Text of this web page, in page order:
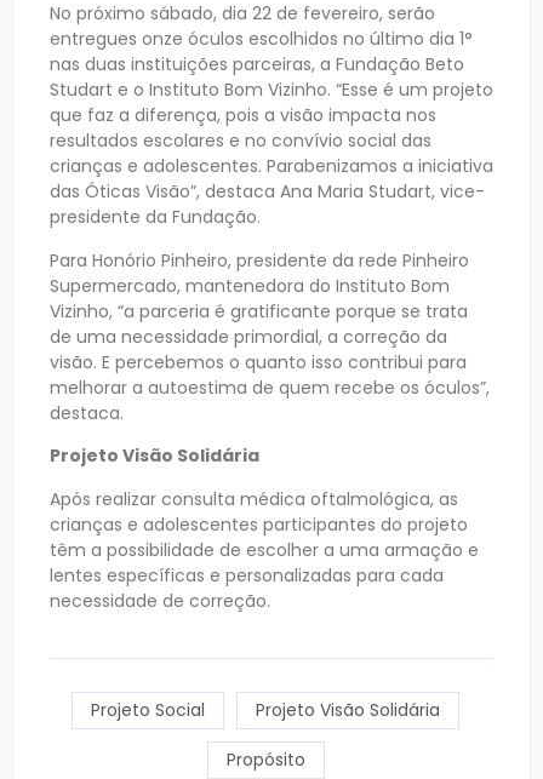
No próximo sábado, dia 22 de fevereiro, serão
entregues onze óculos escolhidos no último dia 1°
nas duas instituições parceiras, a Fundação Beto
Studart e o Instituto Bom Vizinho. “Esse é um projeto
que faz a diferença, pois a visão impacta nos
resultados escolares e no convívio social das
crianças e adolescentes. Parabenizamos a iniciativa
das Óticas Visão”, destaca Ana Maria Studart, vice-
presidente da Fundação.
Para Honório Pinheiro, presidente da rede Pinheiro
Supermercado, mantenedora do Instituto Bom
Vizinho, “a parceria é gratificante porque se trata
de uma necessidade primordial, a correção da
visão. E percebemos o quanto isso contribui para
melhorar a autoestima de quem recebe os óculos”,
destaca.
Projeto Visão Solidária
Após realizar consulta médica oftalmológica, as
crianças e adolescentes participantes do projeto
têm a possibilidade de escolher a uma armação e
lentes específicas e personalizadas para cada
necessidade de correção.
Projeto Social Projeto Visão Solidária
Propósito